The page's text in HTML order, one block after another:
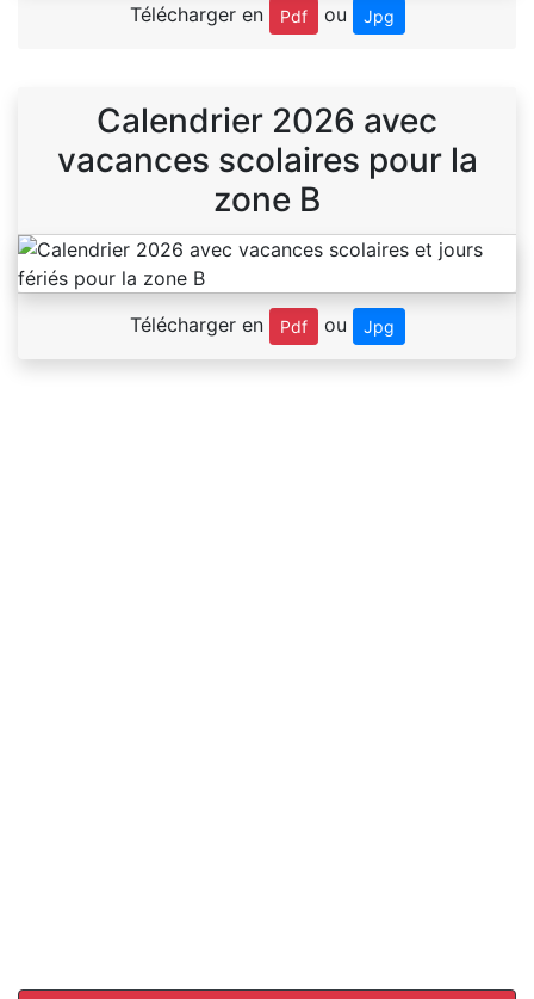
Télécharger en Pdf ou Jpg
Calendrier 2026 avec
vacances scolaires pour la
zone B
Télécharger en Pdf ou Jpg